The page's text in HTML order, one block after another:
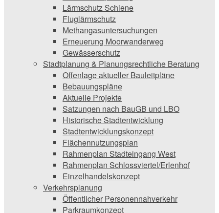
Lärmschutz Schiene
Fluglärmschutz
Methangasuntersuchungen
Erneuerung Moorwanderweg
Gewässerschutz
Stadtplanung & Planungsrechtliche Beratung
Offenlage aktueller Bauleitpläne
Bebauungspläne
Aktuelle Projekte
Satzungen ­nach BauGB und LBO
Historische Stadtentwicklung
Stadtentwicklungskonzept
Flächennutzungsplan
Rahmenplan Stadteingang West
Rahmenplan Schlossviertel/Erlenhof
Einzelhandelskonzept
Verkehrsplanung
Öffentlicher Personennahverkehr
Parkraumkonzept